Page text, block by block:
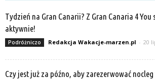
Tydzień na Gran Canarii? Z Gran Canaria 4 You
aktywnie!
Podróżniczo Redakcja Wakacje-marzen.pl - 20
Czy jest już za późno, aby zarezerwować